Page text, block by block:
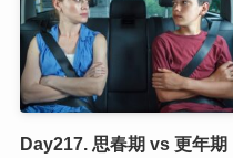
Day217. 思春期 vs 更年期